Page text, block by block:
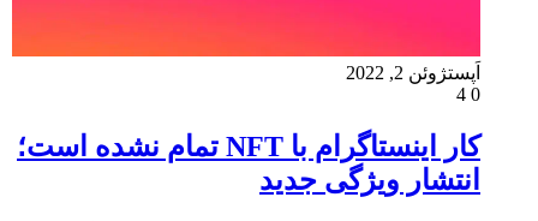
اَپستژوئن 2, 2022
0
کار اینستاگرام با NFT تمام نشده است؛
انتشار ویژگی جدید